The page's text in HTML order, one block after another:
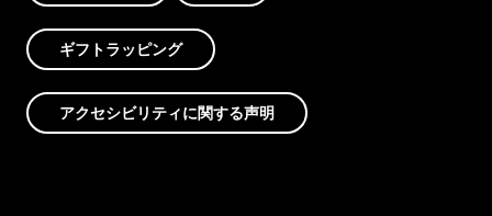
ギフトラッピング
アクセシビリティに関する声明